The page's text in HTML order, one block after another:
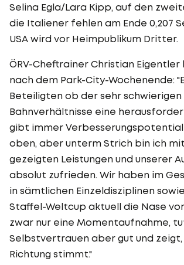
Selina Egla/Lara Kipp, auf den
die Italiener fehlen am Ende 0,207
USA wird vor Heimpublikum Dritter.
ÖRV-Cheftrainer Christian
nach dem Park-City-Wochenende:
Beteiligten ob der sehr
Bahnverhältnisse eine
gibt immer Verbesserungspotential
oben, aber unterm Strich bin ich
gezeigten Leistungen und unserer
absolut zufrieden. Wir haben im
in sämtlichen Einzeldisziplinen
Staffel-Weltcup aktuell die Nase
zwar nur eine Momentaufnahme,
Selbstvertrauen aber gut und zeigt,
Richtung stimmt."